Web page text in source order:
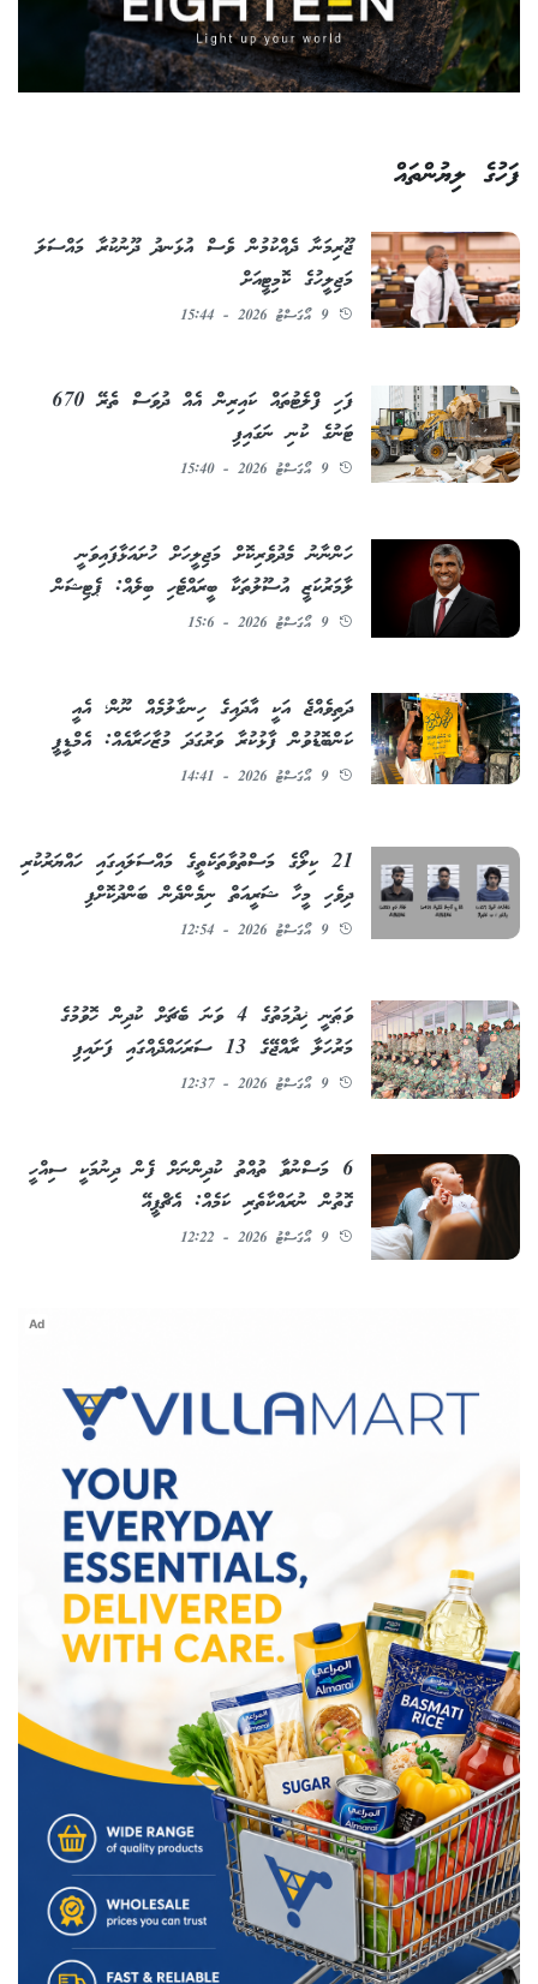
ފަހުގެ ލިޔުންތައް
ޖޫރިމަނާ ދެއްކުމުން ވެސް އުޅަނދު ދޫނުކުރާ މައްސަލަ
މަޖިލީހުގެ ކޮމިޓީއަށް
9 އޯގަސްޓު 2026 - 15:44
ފަހި ފްލެޓުތައް ކައިރިން އެއް ދުވަސް ތެރޭ 670
ޓަނުގެ ކުނި ނަގައިފި
9 އޯގަސްޓު 2026 - 15:40
ހަންނާނު މެދުވެރިކޮށް މަޖިލީހަށް ހުށައަޅާފައިވަނީ
ލާމަރުކަޒީ އުސޫލުތަކާ ބީރައްޓެހި ބިލެއް: ޕެޓިޝަން
9 އޯގަސްޓު 2026 - 15:6
ދަތިވެއްޖެ އަކީ އާދައިގެ ހިނގާލުމެއް ނޫން؛ އެއީ
ކަންބޮޑުވުން ފާޅުކުރާ ވަރުގަދަ މުޒާހަރާއެއް: އެމްޑީޕީ
9 އޯގަސްޓު 2026 - 14:41
21 ކިލޯގެ މަސްތުވާތަކެތީގެ މައްސަލައިގައި ހައްޔަރުކުރި
ދިވެހި މީހާ ޝަރީއަތް ނިމެންދެން ބަންދުކޮށްފި
9 އޯގަސްޓު 2026 - 12:54
ވަޠަނީ ޚިދުމަތުގެ 4 ވަނަ ބެޗަށް ކުދިން ހޮވުމުގެ
މަރުހަލާ ރާއްޖޭގެ 13 ސަރަޙައްދެއްގައި ފަށައިފި
9 އޯގަސްޓު 2026 - 12:37
6 މަސްނުވާ ތުއްތު ކުދިންނަށް ފެން ދިނުމަކީ ސިއްހީ
ގޮތުން ނުރައްކާތެރި ކަމެއް: އެޗްޕީއޭ
9 އޯގަސްޓު 2026 - 12:22
Ad